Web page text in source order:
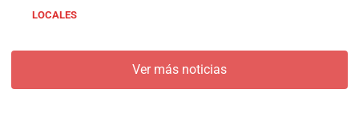
LOCALES
Ver más noticias